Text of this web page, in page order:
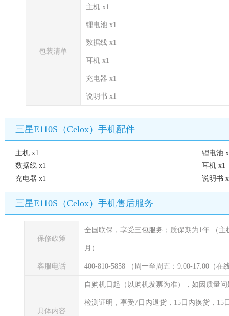
包装清单
主机 x1
锂电池 x1
数据线 x1
耳机 x1
充电器 x1
说明书 x1
三星E110S（Celox）手机配件
主机 x1
锂电池
数据线 x1
耳机 x1
充电器 x1
说明书
三星E110S（Celox）手机售后服务
保修政策
全国联保，享受三包服务；质保期为1年 （
月）
客服电话 400-810-5858 （周一至周五：9:00-17:00（在
具体内容
自购机日起（以购机发票为准），如因质量
检测证明，享受7日内退货，15日内换货，